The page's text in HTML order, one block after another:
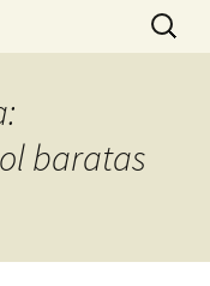
Buscar:
baratas